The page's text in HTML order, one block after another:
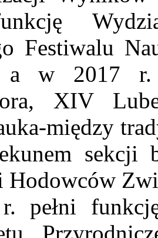
Festiwalu
a w 2017 r.
XIV
między
sekcji
pełni